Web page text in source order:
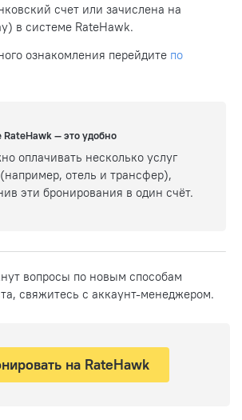
счет или зачислена на
в системе RateHawk.
ознакомления перейдите по
RateHawk — это удобно
оплачивать несколько услуг
отель и трансфер),
эти бронирования в один счёт.
вопросы по новым способам
свяжитесь с аккаунт-менеджером.
на RateHawk